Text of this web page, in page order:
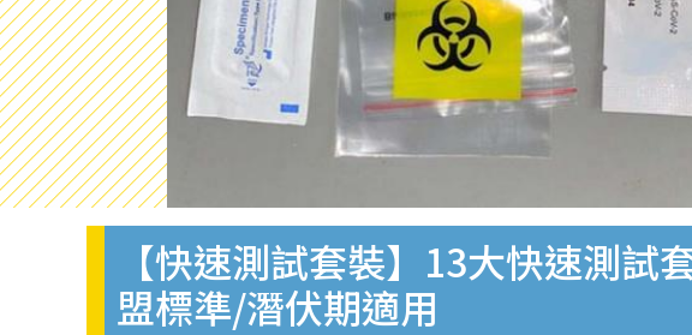
【快速測試套裝】13大快速測
盟標準/潛伏期適用